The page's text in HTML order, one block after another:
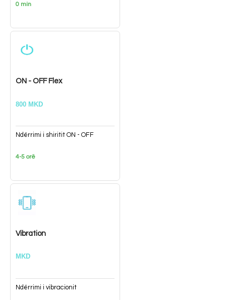
0 min
ON - OFF Flex
800 MKD
Ndërrimi i shiritit ON - OFF
4-5 orë
Vibration
MKD
Ndërrimi i vibracionit